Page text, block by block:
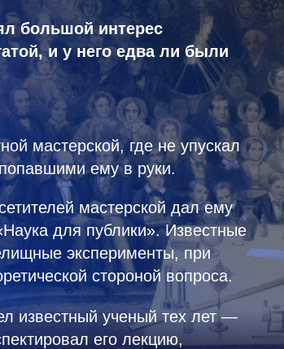
большой интерес
и у него едва ли были
мастерской, где не упускал
ему в руки.
мастерской дал ему
для публики». Известные
эксперименты, при
стороной вопроса.
известный ученый тех лет —
его лекцию,